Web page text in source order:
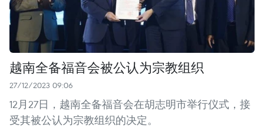
越南全备福音会被公认为宗教组织
27/12/2023 09:06
12月27日，越南全备福音会在胡志明市举行仪式，接
受其被公认为宗教组织的决定。